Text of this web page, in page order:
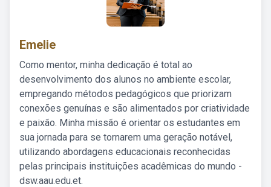
Emelie
Como mentor, minha dedicação é total ao
desenvolvimento dos alunos no ambiente escolar,
empregando métodos pedagógicos que priorizam
conexões genuínas e são alimentados por criatividade
e paixão. Minha missão é orientar os estudantes em
sua jornada para se tornarem uma geração notável,
utilizando abordagens educacionais reconhecidas
pelas principais instituições acadêmicas do mundo -
dsw.aau.edu.et.